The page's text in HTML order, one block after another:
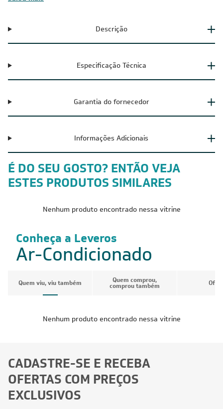
Descrição
Especificação Técnica
Garantia do fornecedor
Informações Adicionais
É DO SEU GOSTO? ENTÃO VEJA
ESTES PRODUTOS SIMILARES
Nenhum produto encontrado nessa vitrine
Conheça a Leveros
Ar-Condicionado
Quem viu, viu também Quem comprou,
comprou também
Nenhum produto encontrado nessa vitrine
CADASTRE-SE E RECEBA
OFERTAS COM PREÇOS
EXCLUSIVOS